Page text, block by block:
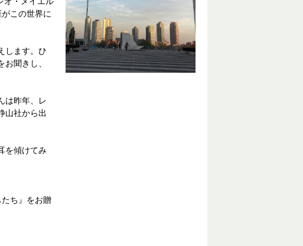
この世界に
します。ひ
聞きし、
は昨年、レ
山社から出
を傾けてみ
ち』をお贈